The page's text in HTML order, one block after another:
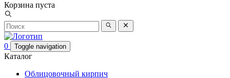
Корзина пуста
0 Toggle navigation
Каталог
Облицовочный кирпич